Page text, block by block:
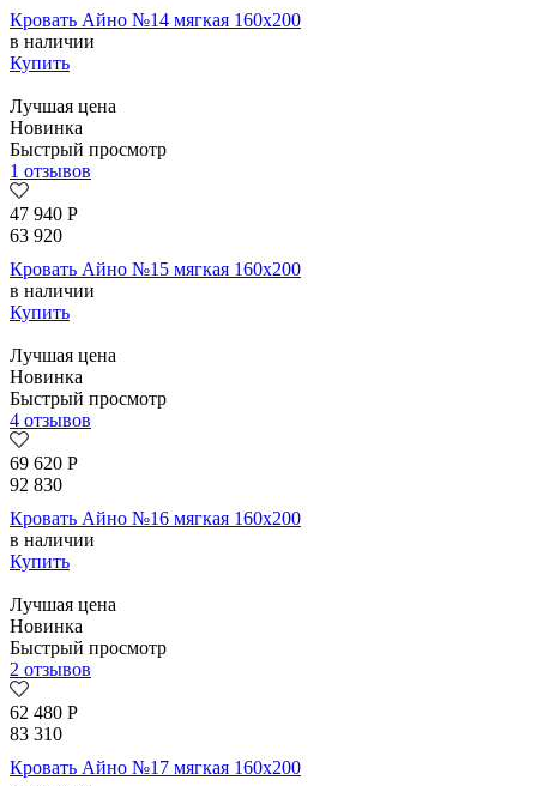
Кровать Айно №14 мягкая 160х200
в наличии
Купить
Лучшая цена
Новинка
Быстрый просмотр
1 отзывов
47 940 Р
63 920
Кровать Айно №15 мягкая 160х200
в наличии
Купить
Лучшая цена
Новинка
Быстрый просмотр
4 отзывов
69 620 Р
92 830
Кровать Айно №16 мягкая 160х200
в наличии
Купить
Лучшая цена
Новинка
Быстрый просмотр
2 отзывов
62 480 Р
83 310
Кровать Айно №17 мягкая 160х200